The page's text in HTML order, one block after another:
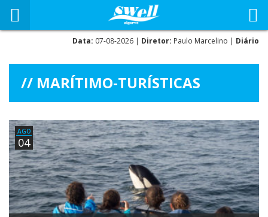
Data: 07-08-2026 | Diretor: Paulo Marcelino | Diário
MARÍTIMO-TURÍSTICAS
AGO
04